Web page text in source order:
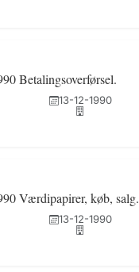
Betalingsoverførsel.
13-12-1990
Værdipapirer, køb, salg.
13-12-1990